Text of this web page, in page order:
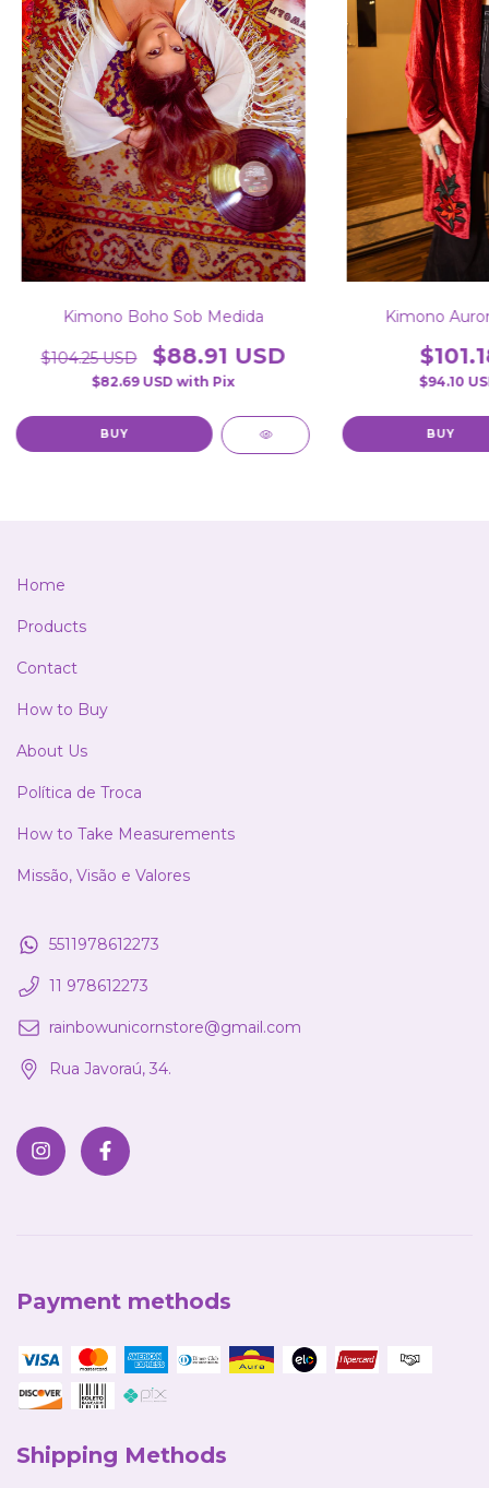
Kimono Boho Sob Medida
$104.25 USD $88.91 USD
$82.69 USDwith Pix
BUY
Kimono
$94.10
BUY
Home
Products
Contact
How to Buy
About Us
Política de Troca
How to Take Measurements
Missão, Visão e Valores
5511978612273
11 978612273
rainbowunicornstore@gmail.com
Rua Javoraú, 34.
Payment methods
Shipping Methods